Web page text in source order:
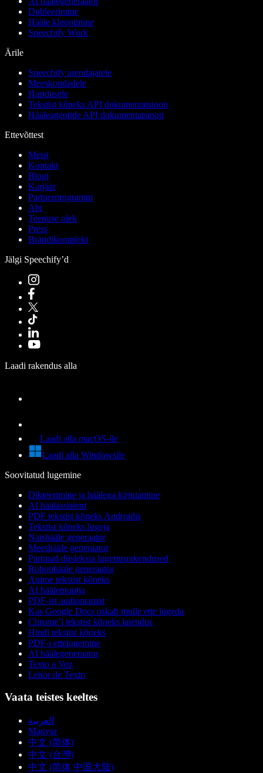
Dubleerimine
Hääle kloonimine
Speechify Work
Ärile
Speechify arendajatele
Meeskondadele
Haridusele
Tekstist kõneks API dokumentatsioon
Hääleagentide API dokumentatsioon
Ettevõttest
Meist
Kontakt
Blogi
Karjäär
Partnerprogramm
Abi
Teenuse olek
Press
Brändikomplekt
Jälgi Speechify’d
Laadi rakendus alla
Laadi alla macOS-ile
Laadi alla Windowsile
Soovitatud lugemine
Dikteerimine ja häälega kirjutamine
AI häälassistent
PDF tekstist kõneks Androidis
Tekstist kõneks lugeja
Naishääle generaator
Meeshääle generaator
Parimad düsleksia lugemisrakendused
Robotihääle generaator
Anime tekstist kõneks
AI häälemuutja
PDF-ist audioraamat
Kas Google Docs oskab mulle ette lugeda
Chrome’i tekstist kõneks laiendus
Hindi tekstist kõneks
PDF-i ettelugemine
AI häälegeneraator
Texto a Voz
Leitor de Texto
Vaata teistes keeltes
العربية
Magyar
中文 (简体)
中文 (台灣)
中文 (简体 中国大陆)